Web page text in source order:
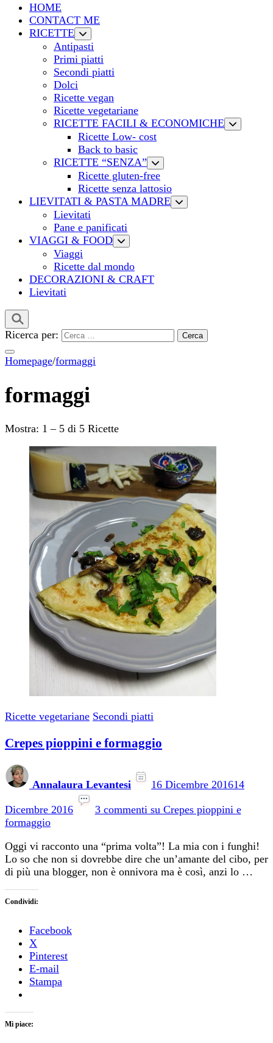
HOME
CONTACT ME
RICETTE
Antipasti
Primi piatti
Secondi piatti
Dolci
Ricette vegan
Ricette vegetariane
RICETTE FACILI & ECONOMICHE
Ricette Low- cost
Back to basic
RICETTE “SENZA”
Ricette gluten-free
Ricette senza lattosio
LIEVITATI & PASTA MADRE
Lievitati
Pane e panificati
VIAGGI & FOOD
Viaggi
Ricette dal mondo
DECORAZIONI & CRAFT
Lievitati
Ricerca per:
Homepage/formaggi
formaggi
Mostra: 1 – 5 di 5 Ricette
Ricette vegetariane Secondi piatti
Crepes pioppini e formaggio
Annalaura Levantesi 16 Dicembre 201614
Dicembre 2016 3 commentisu Crepes pioppini e
formaggio
Oggi vi racconto una “prima volta”! La mia con i funghi!
Lo so che non si dovrebbe dire che un’amante del cibo, per
di più una blogger, non è onnivora ma è così, anzi lo …
Condividi:
Facebook
X
Pinterest
E-mail
Stampa
Mi piace: